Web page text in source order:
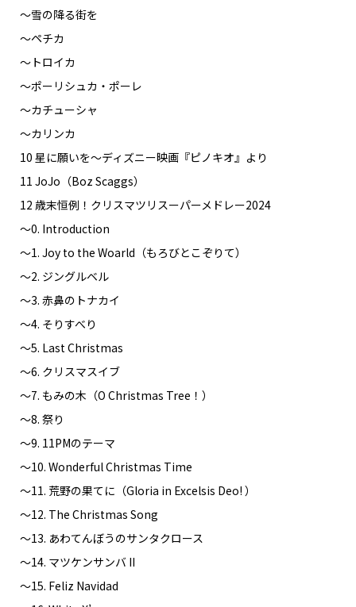
〜雪の降る街を
〜ペチカ
〜トロイカ
〜ポーリシュカ・ポーレ
〜カチューシャ
〜カリンカ
10 星に願いを〜ディズニー映画『ピノキオ』より
11 JoJo（Boz Scaggs）
12 歳末恒例！クリスマツリスーパーメドレー2024
〜0. Introduction
〜1. Joy to the Woarld（もろびとこぞりて）
〜2. ジングルベル
〜3. 赤鼻のトナカイ
〜4. そりすべり
〜5. Last Christmas
〜6. クリスマスイブ
〜7. もみの木（O Christmas Tree！）
〜8. 祭り
〜9. 11PMのテーマ
〜10. Wonderful Christmas Time
〜11. 荒野の果てに（Gloria in Excelsis Deo! ）
〜12. The Christmas Song
〜13. あわてんぼうのサンタクロース
〜14. マツケンサンバ II
〜15. Feliz Navidad